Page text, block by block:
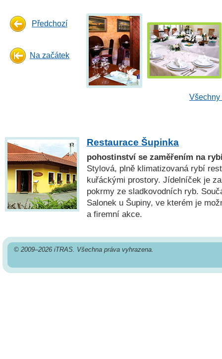
Předchozí
Na začátek
Všechny
Restaurace Šupinka
pohostinství se zaměřením na
Stylová, plně klimatizovaná rybí
kuřáckými prostory. Jídelníček je
pokrmy ze sladkovodních ryb.
Salonek u Šupiny, ve kterém je
a firemní akce.
© 2009–2026 iTRAS. Všechna práva vyhrazena.